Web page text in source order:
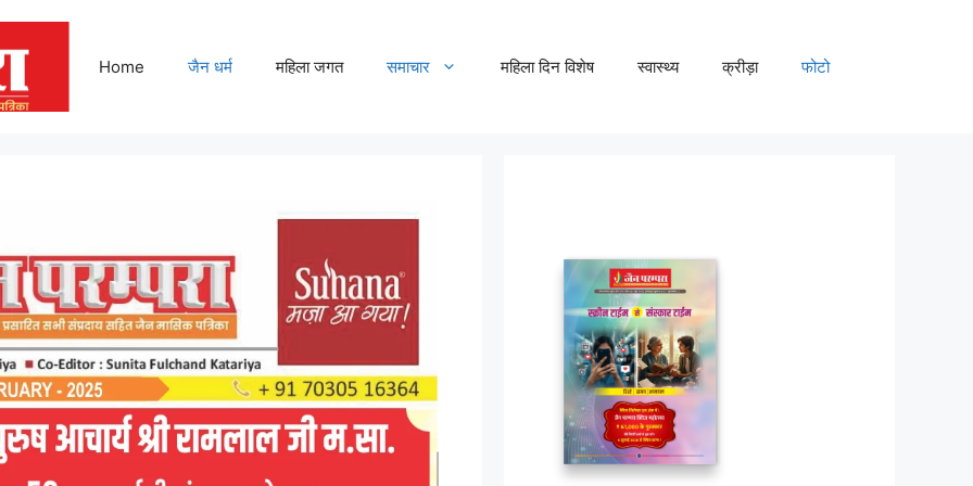
Home जैन धर्म महिला जगत समाचार महिला दिन विशेष स्वास्थ्य क्रीड़ा फोटो